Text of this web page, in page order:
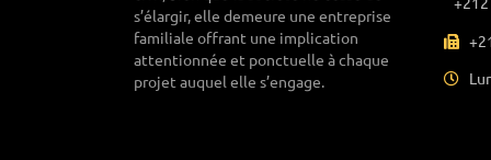
s’élargir, elle demeure une entreprise
familiale offrant une implication
attentionnée et ponctuelle à chaque
projet auquel elle s’engage.